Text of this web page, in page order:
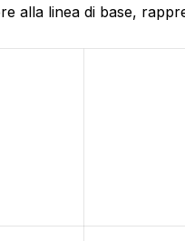
alla linea di base,